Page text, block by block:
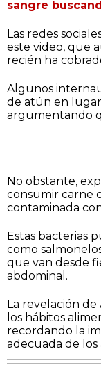
sangre
Las redes
este video, que
recién ha
Algunos
de atún en
argumentando
No obstante,
consumir carne
contaminada
Estas bacterias
como
que van desde
abdominal.
La revelación
los hábitos
recordando la
adecuada de los